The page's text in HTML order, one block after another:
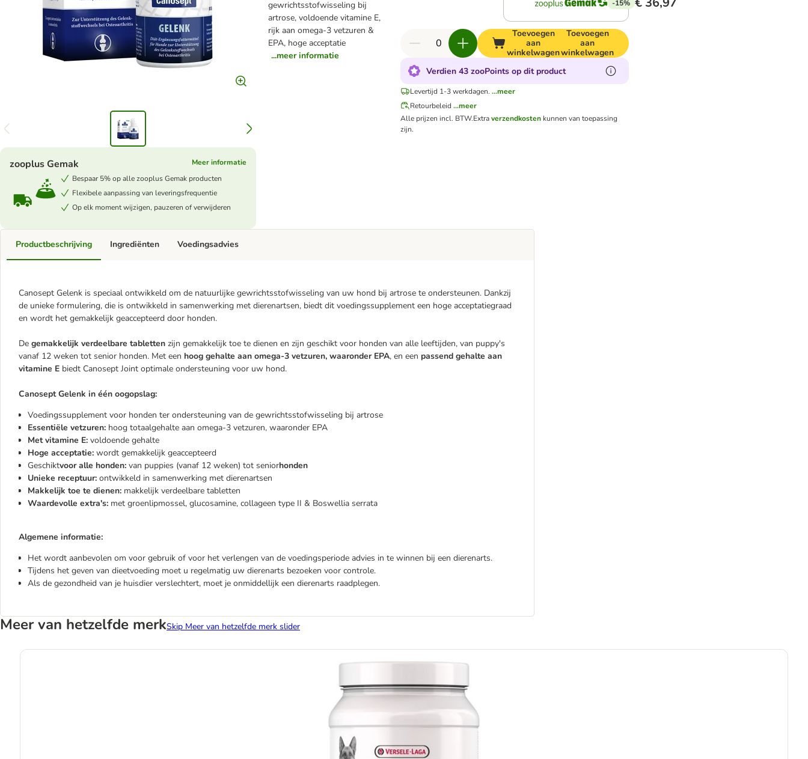
gewrichtsstofwisseling bij
artrose, voldoende vitamine E,
rijk aan omega-3 vetzuren &
EPA, hoge acceptatie
...meer informatie
zooplus Gemak
Meer informatie
Bespaar 5% op alle zooplus Gemak producten
Flexibele aanpassing van leveringsfrequentie
Op elk moment wijzigen, pauzeren of verwijderen
-15%
Toevoegen
aan
winkelwagen
Toevoegen
aan
winkelwagen
Verdien 43 zooPoints op dit product
Levertijd 1-3 werkdagen. ...meer
Retourbeleid ...meer
Alle prijzen incl. BTW.Extraverzendkosten kunnen van toepassing
zijn.
Productbeschrijving
Canosept Gelenk is speciaal ontwikkeld om de natuurlijke gewrichtsstofwisseling van uw hond bij artrose te ondersteunen. Dankzij
de unieke formulering, die is ontwikkeld in samenwerking met dierenartsen, biedt dit voedingssupplement een hoge acceptatiegraad
en wordt het gemakkelijk geaccepteerd door honden.
De gemakkelijk verdeelbare tabletten zijn gemakkelijk toe te dienen en zijn geschikt voor honden van alle leeftijden, van puppy's
vanaf 12 weken tot senior honden. Met een hoog gehalte aan omega-3 vetzuren, waaronder EPA, en een passend gehalte aan
vitamine E biedt Canosept Joint optimale ondersteuning voor uw hond.
Canosept Gelenk in één oogopslag:
Voedingssupplement voor honden ter ondersteuning van de gewrichtsstofwisseling bij artrose
Essentiële vetzuren: hoog totaalgehalte aan omega-3 vetzuren, waaronder EPA
Met vitamine E: voldoende gehalte
Hoge acceptatie: wordt gemakkelijk geaccepteerd
Geschiktvoor alle honden: van puppies (vanaf 12 weken) tot seniorhonden
Unieke receptuur: ontwikkeld in samenwerking met dierenartsen
Makkelijk toe te dienen: makkelijk verdeelbare tabletten
Waardevolle extra's: met groenlipmossel, glucosamine, collageen type II & Boswellia serrata
Algemene informatie:
Het wordt aanbevolen om voor gebruik of voor het verlengen van de voedingsperiode advies in te winnen bij een dierenarts.
Tijdens het geven van dieetvoeding moet u regelmatig uw dierenarts bezoeken voor controle.
Als de gezondheid van je huisdier verslechtert, moet je onmiddellijk een dierenarts raadplegen.
Ingrediënten Voedingsadvies
Meer van hetzelfde merkSkip Meer van hetzelfde merk slider